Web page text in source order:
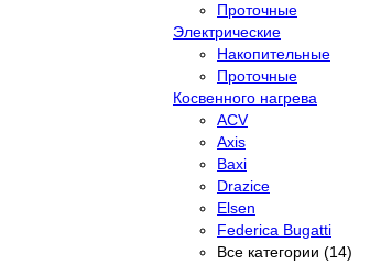
Проточные
Электрические
Накопительные
Проточные
Косвенного нагрева
ACV
Axis
Baxi
Drazice
Elsen
Federica Bugatti
Все категории (14)